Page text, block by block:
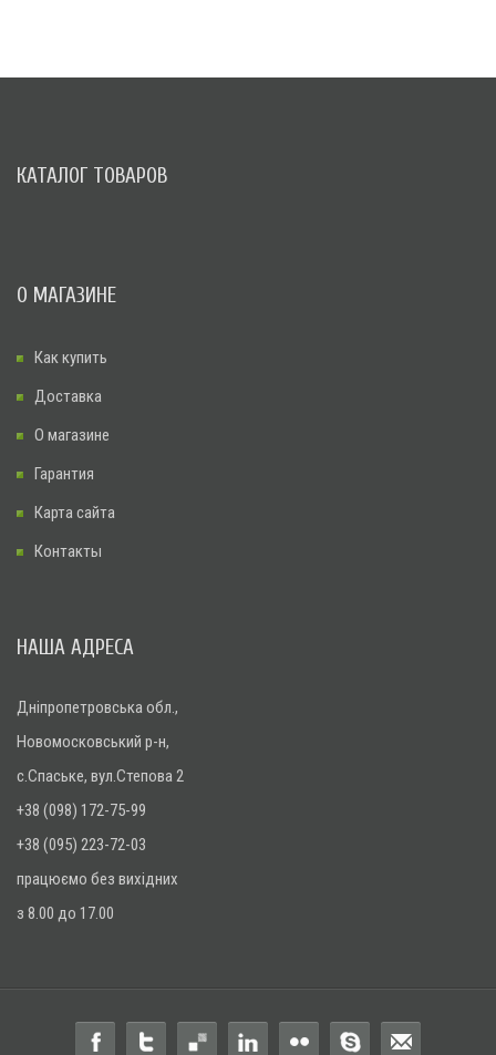
КАТАЛОГ ТОВАРОВ
О МАГАЗИНЕ
Как купить
Доставка
О магазине
Гарантия
Карта сайта
Контакты
НАША АДРЕСА
Дніпропетровська обл.,
Новомосковський р-н,
с.Спаське, вул.Степова 2
+38 (098) 172-75-99
+38 (095) 223-72-03
працюємо без вихідних
з 8.00 до 17.00